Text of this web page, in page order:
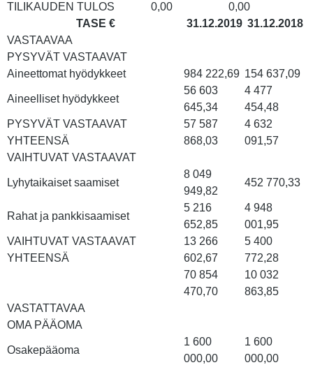
TILIKAUDEN TULOS
0,00
0,00
TASE €
31.12.2019 31.12.2018
VASTAAVAA
PYSYVÄT VASTAAVAT
Aineettomat hyödykkeet
984 222,69 154 637,09
Aineelliset hyödykkeet
56 603
645,34
4 477
454,48
PYSYVÄT VASTAAVAT
YHTEENSÄ
57 587
868,03
4 632
091,57
VAIHTUVAT VASTAAVAT
Lyhytaikaiset saamiset
8 049
949,82
452 770,33
Rahat ja pankkisaamiset
5 216
652,85
4 948
001,95
VAIHTUVAT VASTAAVAT
YHTEENSÄ
13 266
602,67
5 400
772,28
70 854
470,70
10 032
863,85
VASTATTAVAA
OMA PÄÄOMA
Osakepääoma
1 600
000,00
1 600
000,00